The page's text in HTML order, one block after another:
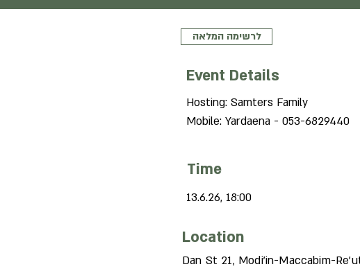
לרשימה המלאה
Event Details
Hosting: Samters Family
Mobile: Yardaena - 053-6829440
Time
13.6.26, 18:00
Location
Dan St 21, Modi'in-Maccabim-